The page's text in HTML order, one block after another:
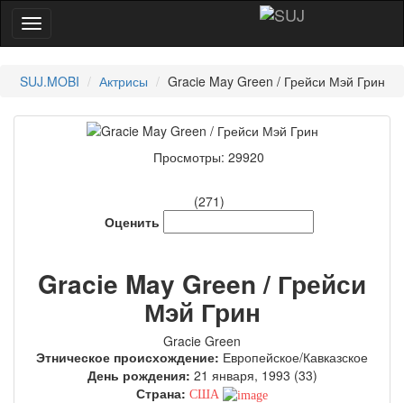
SUJ.MOBI Актрисы Gracie May Green / Грейси Мэй Грин
Просмотры: 29920
(271)
Оценить
Gracie May Green / Грейси
Мэй Грин
Gracie Green
Этническое происхождение: Европейское/Кавказское
День рождения: 21 января, 1993 (33)
Страна: США